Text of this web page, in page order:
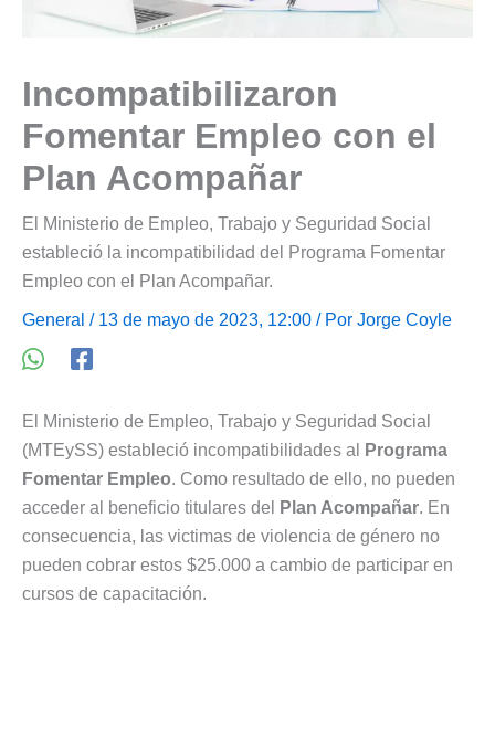
Incompatibilizaron
Fomentar Empleo con el
Plan Acompañar
El Ministerio de Empleo, Trabajo y Seguridad Social
estableció la incompatibilidad del Programa Fomentar
Empleo con el Plan Acompañar.
General / 13 de mayo de 2023, 12:00 / Por Jorge Coyle
El Ministerio de Empleo, Trabajo y Seguridad Social
(MTEySS) estableció incompatibilidades al
Programa
Fomentar Empleo. Como resultado de ello, no pueden
acceder al beneficio titulares del
Plan Acompañar. En
consecuencia, las victimas de violencia de género no
pueden cobrar estos $25.000 a cambio de participar en
cursos de capacitación.